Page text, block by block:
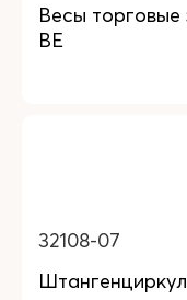
Весы торговые
ВЕ
32108-07